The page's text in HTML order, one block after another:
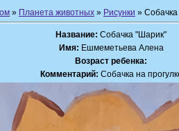
» Планета животных » Рисунки »
Название: Собачка "Шарик"
Имя: Ешмеметьева Алена
Возраст ребенка:
Комментарий: Собачка на